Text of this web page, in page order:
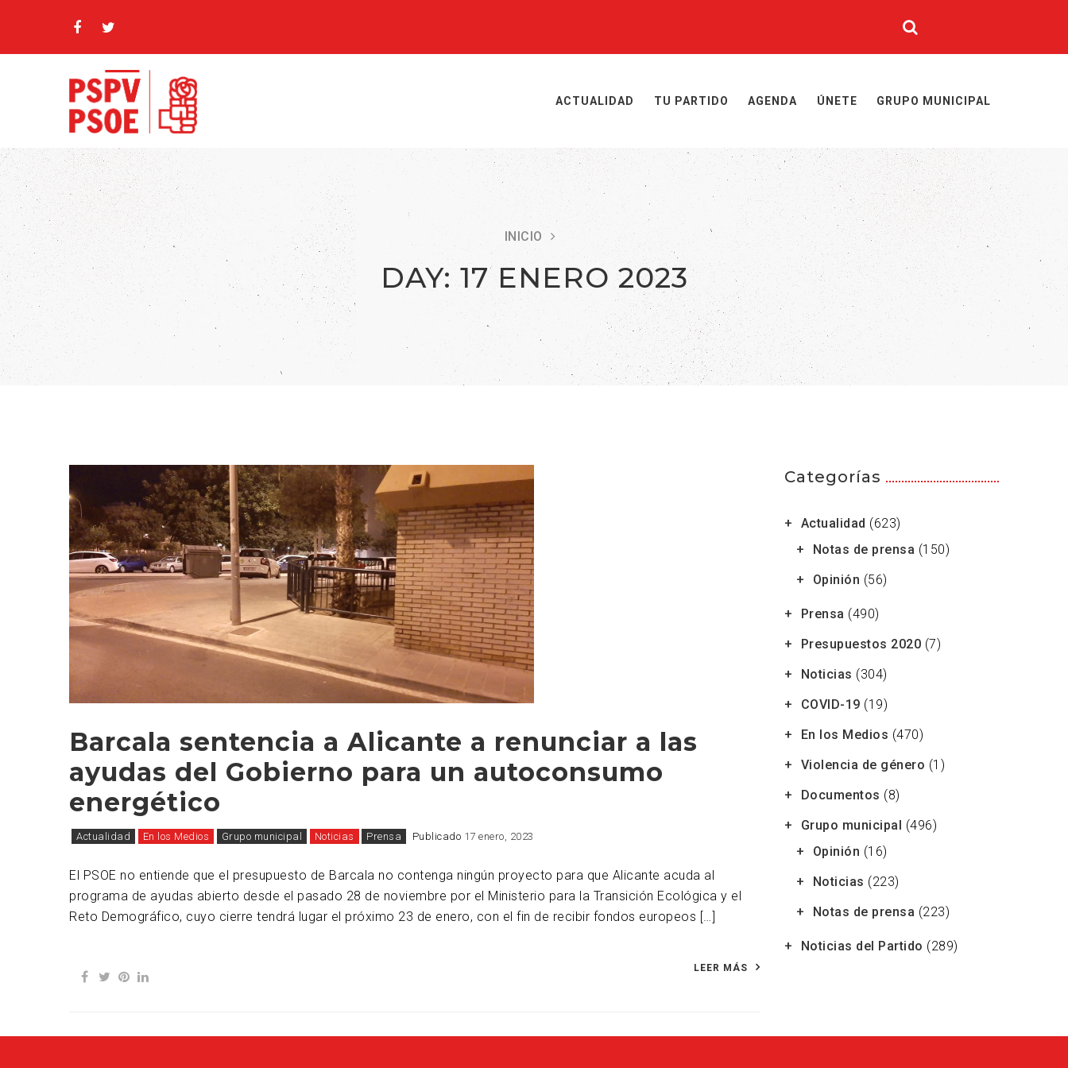
ACTUALIDAD TU PARTIDO AGENDA ÚNETE GRUPO MUNICIPAL
INICIO
DAY:17 ENERO 2023
Barcala sentencia a Alicante a renunciar a las
ayudas del Gobierno para un autoconsumo
energético
Actualidad En los Medios Grupo municipal Noticias Prensa Publicado 17 enero, 2023
El PSOE no entiende que el presupuesto de Barcala no contenga ningún proyecto para que Alicante acuda al
programa de ayudas abierto desde el pasado 28 de noviembre por el Ministerio para la Transición Ecológica y el
Reto Demográfico, cuyo cierre tendrá lugar el próximo 23 de enero, con el fin de recibir fondos europeos […]
LEER MÁS
Categorías
Actualidad (623)
Notas de prensa (150)
Opinión (56)
Prensa (490)
Presupuestos 2020 (7)
Noticias (304)
COVID-19 (19)
En los Medios (470)
Violencia de género (1)
Documentos (8)
Grupo municipal (496)
Opinión (16)
Noticias (223)
Notas de prensa (223)
Noticias del Partido (289)